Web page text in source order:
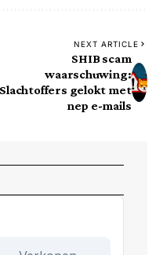
NEXT ARTICLE
SHIB scam
waarschuwing:
Slachtoffers gelokt met
nep e-mails